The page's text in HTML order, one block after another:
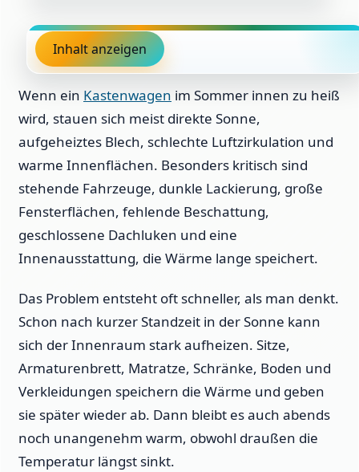
Inhalt anzeigen
Wenn ein Kastenwagen im Sommer innen zu heiß
wird, stauen sich meist direkte Sonne,
aufgeheiztes Blech, schlechte Luftzirkulation und
warme Innenflächen. Besonders kritisch sind
stehende Fahrzeuge, dunkle Lackierung, große
Fensterflächen, fehlende Beschattung,
geschlossene Dachluken und eine
Innenausstattung, die Wärme lange speichert.
Das Problem entsteht oft schneller, als man denkt.
Schon nach kurzer Standzeit in der Sonne kann
sich der Innenraum stark aufheizen. Sitze,
Armaturenbrett, Matratze, Schränke, Boden und
Verkleidungen speichern die Wärme und geben
sie später wieder ab. Dann bleibt es auch abends
noch unangenehm warm, obwohl draußen die
Temperatur längst sinkt.